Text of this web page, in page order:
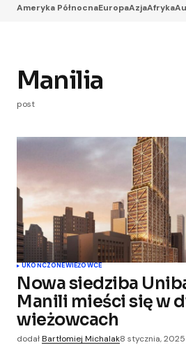
Ameryka PółnocnaEuropaAzjaAfryka
Manilia
post
UKOŃCZONEWIEŻOWCE
Nowa siedziba
Manili mieści się w
wieżowcach
dodałBartłomiej Michalak8 stycznia, 2025